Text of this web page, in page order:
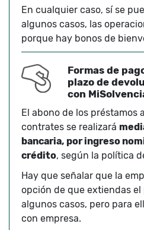
En cualquier caso, sí se
algunos casos, las
porque hay bonos de
Formas de
plazo de
con
El abono de los préstamos
contrates se realizará
bancaria, por ingreso
crédito, según la política
Hay que señalar que la
opción de que extiendas el
algunos casos, pero para
con empresa.